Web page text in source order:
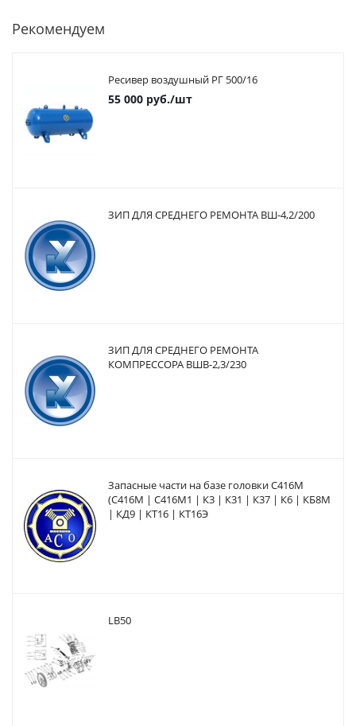
Рекомендуем
Ресивер воздушный РГ 500/16
55 000 руб./шт
ЗИП ДЛЯ СРЕДНЕГО РЕМОНТА ВШ-4,2/200
ЗИП ДЛЯ СРЕДНЕГО РЕМОНТА
КОМПРЕССОРА ВШВ-2,3/230
Запасные части на базе головки С416М
(С416М | С416М1 | К3 | К31 | К37 | К6 | КБ8М
| КД9 | КТ16 | КТ16Э
LB50